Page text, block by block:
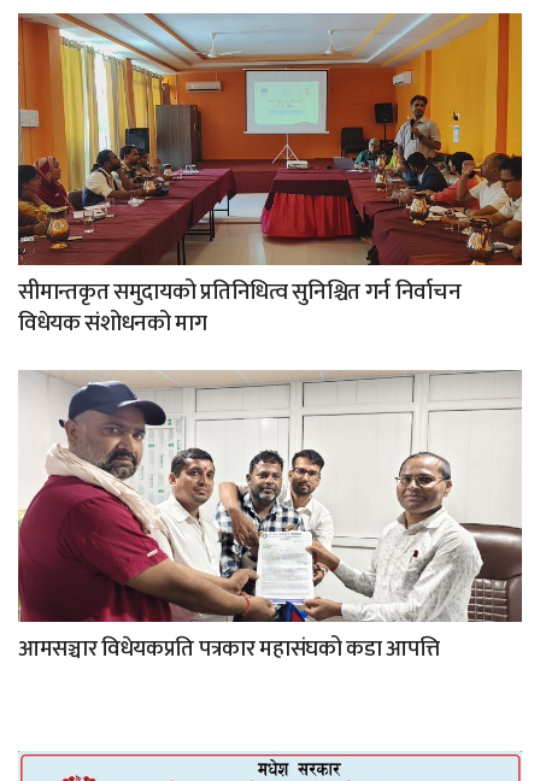
सीमान्तकृत समुदायको प्रतिनिधित्व सुनिश्चित गर्न निर्वाचन
विधेयक संशोधनको माग
आमसञ्चार विधेयकप्रति पत्रकार महासंघको कडा आपत्ति